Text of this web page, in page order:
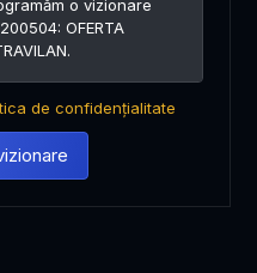
de confidențialitate